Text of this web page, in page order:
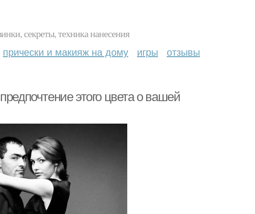
секреты, техника нанесения
прически и макияж на дому игры отзывы
этого цвета о вашей